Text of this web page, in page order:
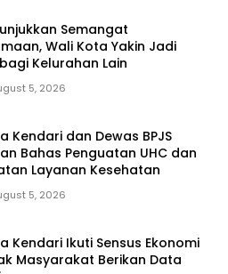
Semangat
Wali Kota Yakin Jadi
Kelurahan Lain
5, 2026
Kendari dan Dewas BPJS
Bahas Penguatan UHC dan
Layanan Kesehatan
5, 2026
Kendari Ikuti Sensus Ekonomi
Masyarakat Berikan Data